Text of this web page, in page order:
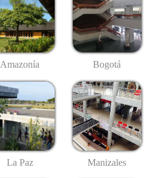
Amazonía Bogotá
La Paz Manizales